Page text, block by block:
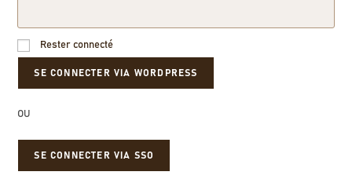
Rester connecté
OU
SE CONNECTER VIA SSO